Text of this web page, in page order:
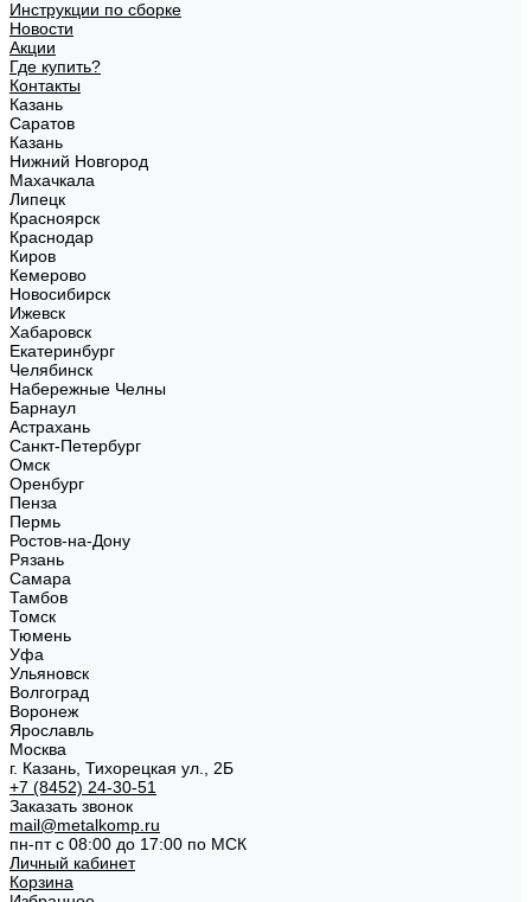
Инструкции по сборке
Новости
Акции
Где купить?
Контакты
Казань
Саратов
Казань
Нижний Новгород
Махачкала
Липецк
Красноярск
Краснодар
Киров
Кемерово
Новосибирск
Ижевск
Хабаровск
Екатеринбург
Челябинск
Набережные Челны
Барнаул
Астрахань
Санкт-Петербург
Омск
Оренбург
Пенза
Пермь
Ростов-на-Дону
Рязань
Самара
Тамбов
Томск
Тюмень
Уфа
Ульяновск
Волгоград
Воронеж
Ярославль
Москва
г. Казань, Тихорецкая ул., 2Б
+7 (8452) 24-30-51
Заказать звонок
mail@metalkomp.ru
пн-пт с 08:00 до 17:00 по МСК
Личный кабинет
Корзина